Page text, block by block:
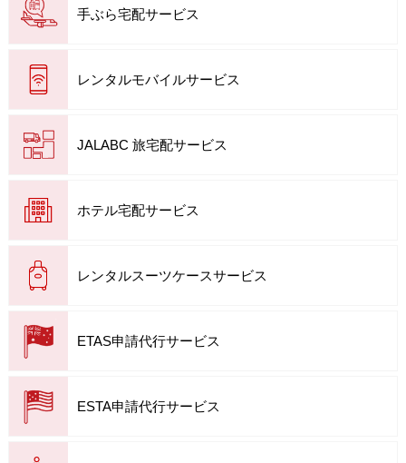
手ぶら宅配サービス
レンタルモバイルサービス
JALABC 旅宅配サービス
ホテル宅配サービス
レンタルスーツケースサービス
ETAS申請代行サービス
ESTA申請代行サービス